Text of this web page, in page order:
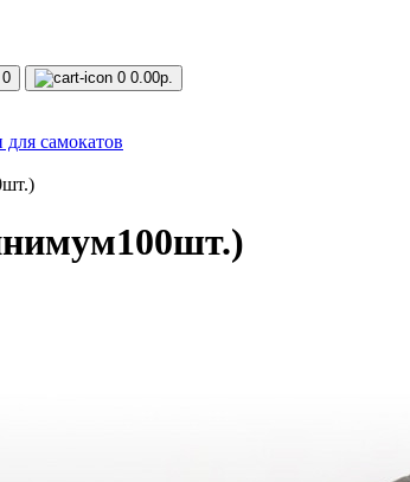
0 0 0.00р.
для самокатов